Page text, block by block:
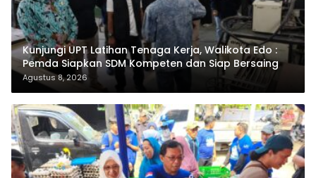
Kunjungi UPT Latihan Tenaga Kerja, Walikota Edo :
Pemda Siapkan SDM Kompeten dan Siap Bersaing
Agustus 8, 2026